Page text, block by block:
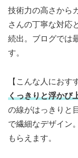
技術力の高さから
さんの丁寧な対応
続出。ブログでは
す。
【こんな人におす
くっきりと浮かび
の線がはっきりと
で繊細なデザイン
もらえます。